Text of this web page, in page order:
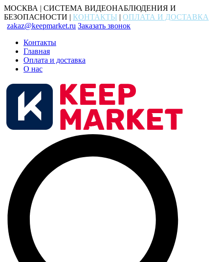
МОСКВА | СИСТЕМА ВИДЕОНАБЛЮДЕНИЯ И
БЕЗОПАСНОСТИ | КОНТАКТЫ | ОПЛАТА И ДОСТАВКА
zakaz@keepmarket.ru Заказать звонок
Контакты
Главная
Оплата и доставка
О нас